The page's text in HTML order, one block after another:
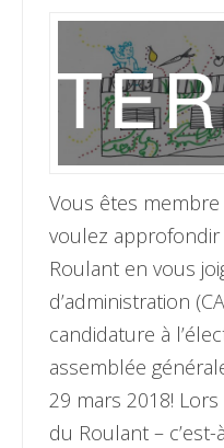
Vous êtes
voulez approfondir
Roulant en vous
d’administration
candidature à
assemblée
29 mars 2018!
du Roulant –